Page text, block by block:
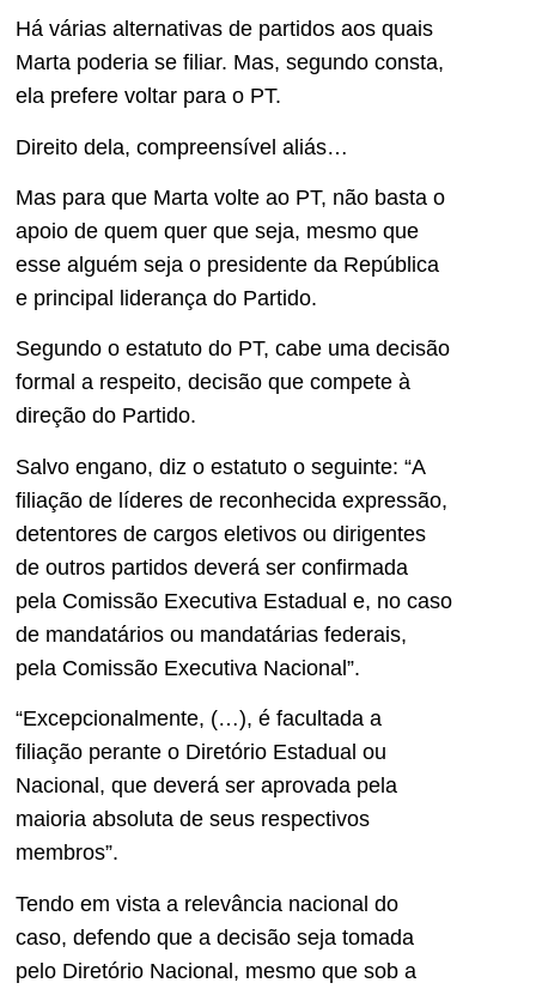
Há várias alternativas de partidos aos quais
Marta poderia se filiar. Mas, segundo consta,
ela prefere voltar para o PT.
Direito dela, compreensível aliás…
Mas para que Marta volte ao PT, não basta o
apoio de quem quer que seja, mesmo que
esse alguém seja o presidente da República
e principal liderança do Partido.
Segundo o estatuto do PT, cabe uma decisão
formal a respeito, decisão que compete à
direção do Partido.
Salvo engano, diz o estatuto o seguinte: “A
filiação de líderes de reconhecida expressão,
detentores de cargos eletivos ou dirigentes
de outros partidos deverá ser confirmada
pela Comissão Executiva Estadual e, no caso
de mandatários ou mandatárias federais,
pela Comissão Executiva Nacional”.
“Excepcionalmente, (…), é facultada a
filiação perante o Diretório Estadual ou
Nacional, que deverá ser aprovada pela
maioria absoluta de seus respectivos
membros”.
Tendo em vista a relevância nacional do
caso, defendo que a decisão seja tomada
pelo Diretório Nacional, mesmo que sob a